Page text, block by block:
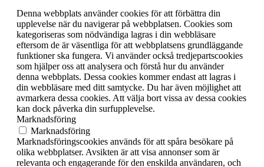
Denna webbplats använder cookies för att förbättra din
upplevelse när du navigerar på webbplatsen. Cookies som
kategoriseras som nödvändiga lagras i din webbläsare
eftersom de är väsentliga för att webbplatsens grundläggande
funktioner ska fungera. Vi använder också tredjepartscookies
som hjälper oss att analysera och förstå hur du använder
denna webbplats. Dessa cookies kommer endast att lagras i
din webbläsare med ditt samtycke. Du har även möjlighet att
avmarkera dessa cookies. Att välja bort vissa av dessa cookies
kan dock påverka din surfupplevelse.
Marknadsföring
Marknadsföring
Marknadsföringscookies används för att spåra besökare på
olika webbplatser. Avsikten är att visa annonser som är
relevanta och engagerande för den enskilda användaren, och